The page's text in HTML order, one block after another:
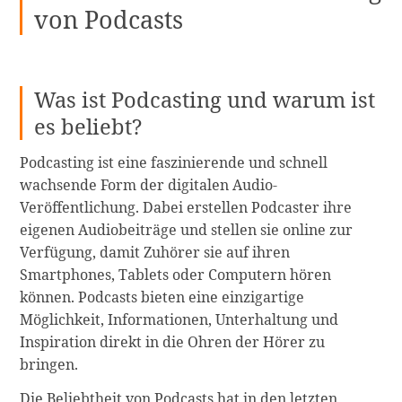
von Podcasts
Was ist Podcasting und warum ist
es beliebt?
Podcasting ist eine faszinierende und schnell
wachsende Form der digitalen Audio-
Veröffentlichung. Dabei erstellen Podcaster ihre
eigenen Audiobeiträge und stellen sie online zur
Verfügung, damit Zuhörer sie auf ihren
Smartphones, Tablets oder Computern hören
können. Podcasts bieten eine einzigartige
Möglichkeit, Informationen, Unterhaltung und
Inspiration direkt in die Ohren der Hörer zu
bringen.
Die Beliebtheit von Podcasts hat in den letzten